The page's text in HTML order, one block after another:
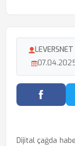
LEVERSNET
Dijital çağda